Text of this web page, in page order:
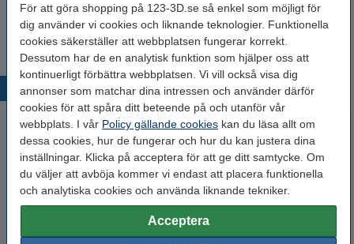
För att göra shopping på 123-3D.se så enkel som möjligt för
dig använder vi cookies och liknande teknologier. Funktionella
cookies säkerställer att webbplatsen fungerar korrekt.
Dessutom har de en analytisk funktion som hjälper oss att
kontinuerligt förbättra webbplatsen. Vi vill också visa dig
annonser som matchar dina intressen och använder därför
cookies för att spåra ditt beteende på och utanför vår
webbplats. I vår Policy gällande cookies kan du läsa allt om
dessa cookies, hur de fungerar och hur du kan justera dina
inställningar. Klicka på acceptera för att ge ditt samtycke. Om
du väljer att avböja kommer vi endast att placera funktionella
och analytiska cookies och använda liknande tekniker.
Acceptera
Produktkod:
Populära produkter
123-3D Dragkedja | 15x7mm |
123-3D Metallnål | 0,60mm | 5st